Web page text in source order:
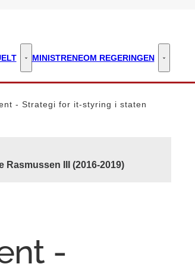
Aktuelt - Flere links
MINISTRENEOM REGERINGEN Om
- Strategi for it-styring i staten
III (2016-2019)
-